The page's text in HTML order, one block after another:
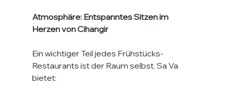
Atmosphäre: Entspanntes Sitzen im
Herzen von Cihangir
Ein wichtiger Teil jedes Frühstücks-
Restaurants ist der Raum selbst. Sa Va
bietet: